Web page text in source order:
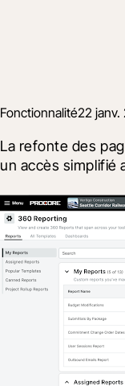
Fonctionnalité22 janv.
La refonte des
un accès simplifié